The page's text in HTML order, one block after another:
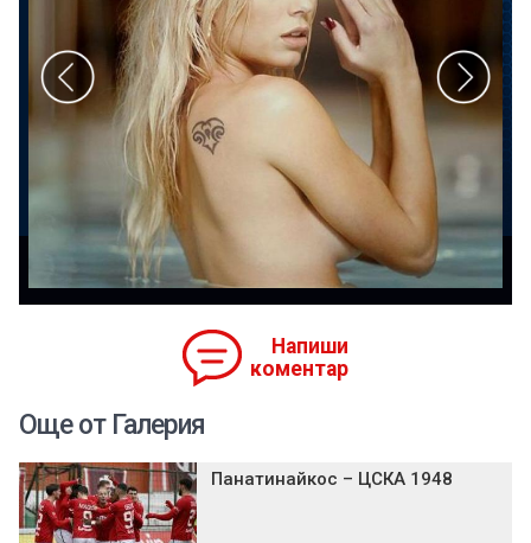
Напиши
коментар
Още от Галерия
Панатинайкос – ЦСКА 1948